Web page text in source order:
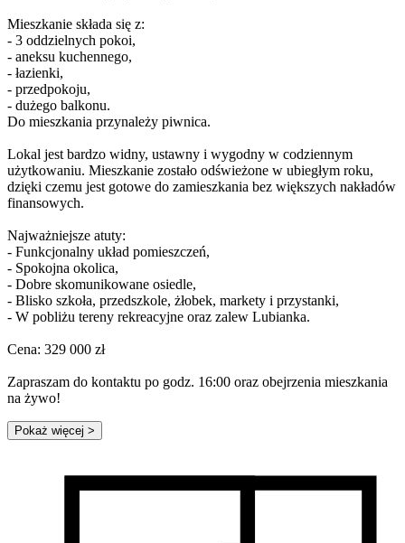
Mieszkanie składa się z:
- 3 oddzielnych pokoi,
- aneksu kuchennego,
- łazienki,
- przedpokoju,
- dużego balkonu.
Do mieszkania przynależy piwnica.
Lokal jest bardzo widny, ustawny i wygodny w codziennym
użytkowaniu. Mieszkanie zostało odświeżone w ubiegłym roku,
dzięki czemu jest gotowe do zamieszkania bez większych nakładów
finansowych.
Najważniejsze atuty:
- Funkcjonalny układ pomieszczeń,
- Spokojna okolica,
- Dobre skomunikowane osiedle,
- Blisko szkoła, przedszkole, żłobek, markety i przystanki,
- W pobliżu tereny rekreacyjne oraz zalew Lubianka.
Cena: 329 000 zł
Zapraszam do kontaktu po godz. 16:00 oraz obejrzenia mieszkania
na żywo!
Pokaż więcej >